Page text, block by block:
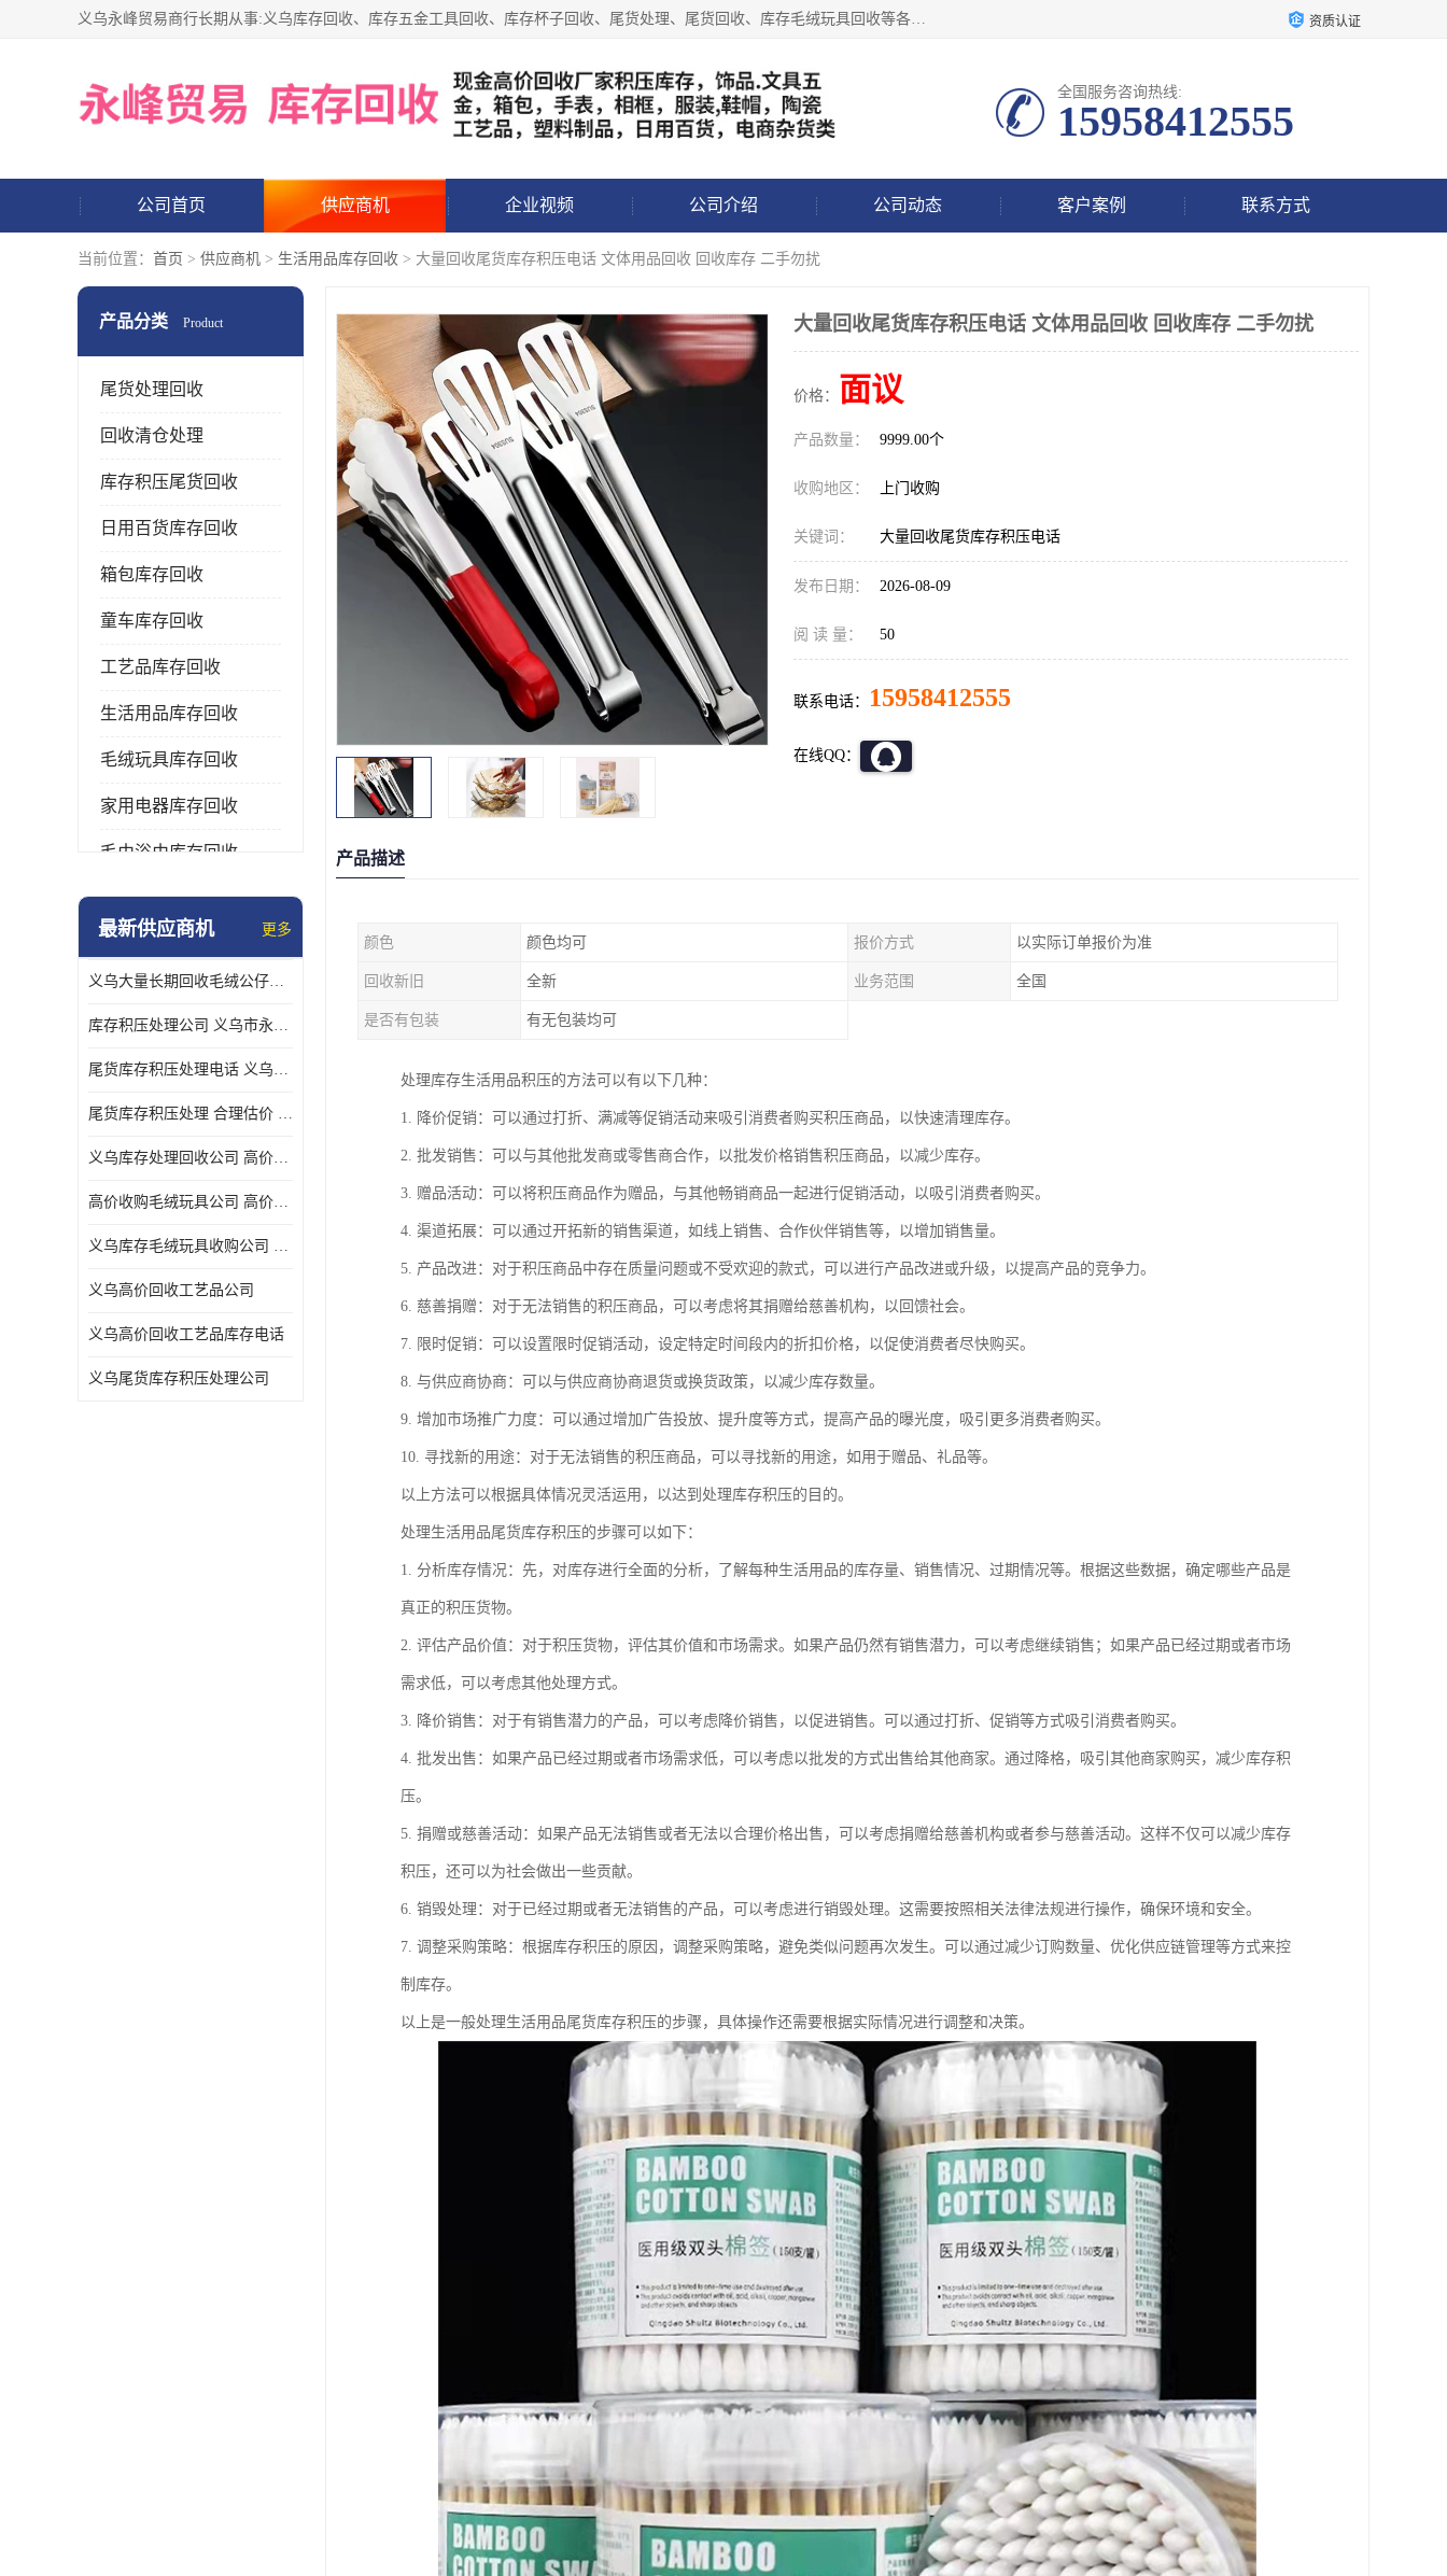
义乌永峰贸易商行长期从事:义乌库存回收、库存五金工具回收、库存杯子回收、尾货处理、尾货回收、库存毛绒玩具回收等各类产品库存回收，我们一直秉承：“，专业收购，价格从优，互惠互利，现金交易，价格公道”七大原则。欢迎有库存处理的老板来电洽谈! 资质认证
全国服务咨询热线:
15958412555
公司首页 供应商机 企业视频 公司介绍 公司动态 客户案例 联系方式
当前位置： 首页 > 供应商机 > 生活用品库存回收 > 大量回收尾货库存积压电话 文体用品回收 回收库存 二手勿扰
产品分类 Product
尾货处理回收
回收清仓处理
库存积压尾货回收
日用百货库存回收
箱包库存回收
童车库存回收
工艺品库存回收
生活用品库存回收
毛绒玩具库存回收
家用电器库存回收
毛巾浴巾库存回收
水杯保温杯库存回收
五金工具库存回收
库存厨具回收
最新供应商机 更多
义乌大量长期回收毛绒公仔公司 高价回收库存积压 高价回收 欢迎电话咨询
库存积压处理公司 义乌市永峰贸易商行
尾货库存积压处理电话 义乌市永峰贸易商行
尾货库存积压处理 合理估价 量大量小均可
义乌库存处理回收公司 高价回收库存积压 大量尾货回收
高价收购毛绒玩具公司 高价回收库存积压 回收库存 二手勿扰
义乌库存毛绒玩具收购公司 高价回收库存积压 义乌市永峰贸易商行
义乌高价回收工艺品公司
义乌高价回收工艺品库存电话
义乌尾货库存积压处理公司
大量回收尾货库存积压电话 文体用品回收 回收库存 二手勿扰
价格： 面议
产品数量： 9999.00个
收购地区： 上门收购
关键词： 大量回收尾货库存积压电话
发布日期： 2026-08-09
阅 读 量： 50
联系电话： 15958412555
在线QQ：
产品描述
颜色 颜色均可 报价方式 以实际订单报价为准
回收新旧 全新 业务范围 全国
是否有包装 有无包装均可
处理库存生活用品积压的方法可以有以下几种：
1. 降价促销：可以通过打折、满减等促销活动来吸引消费者购买积压商品，以快速清理库存。
2. 批发销售：可以与其他批发商或零售商合作，以批发价格销售积压商品，以减少库存。
3. 赠品活动：可以将积压商品作为赠品，与其他畅销商品一起进行促销活动，以吸引消费者购买。
4. 渠道拓展：可以通过开拓新的销售渠道，如线上销售、合作伙伴销售等，以增加销售量。
5. 产品改进：对于积压商品中存在质量问题或不受欢迎的款式，可以进行产品改进或升级，以提高产品的竞争力。
6. 慈善捐赠：对于无法销售的积压商品，可以考虑将其捐赠给慈善机构，以回馈社会。
7. 限时促销：可以设置限时促销活动，设定特定时间段内的折扣价格，以促使消费者尽快购买。
8. 与供应商协商：可以与供应商协商退货或换货政策，以减少库存数量。
9. 增加市场推广力度：可以通过增加广告投放、提升度等方式，提高产品的曝光度，吸引更多消费者购买。
10. 寻找新的用途：对于无法销售的积压商品，可以寻找新的用途，如用于赠品、礼品等。
以上方法可以根据具体情况灵活运用，以达到处理库存积压的目的。
处理生活用品尾货库存积压的步骤可以如下：
1. 分析库存情况：先，对库存进行全面的分析，了解每种生活用品的库存量、销售情况、过期情况等。根据这些数据，确定哪些产品是
真正的积压货物。
2. 评估产品价值：对于积压货物，评估其价值和市场需求。如果产品仍然有销售潜力，可以考虑继续销售；如果产品已经过期或者市场
需求低，可以考虑其他处理方式。
3. 降价销售：对于有销售潜力的产品，可以考虑降价销售，以促进销售。可以通过打折、促销等方式吸引消费者购买。
4. 批发出售：如果产品已经过期或者市场需求低，可以考虑以批发的方式出售给其他商家。通过降格，吸引其他商家购买，减少库存积
压。
5. 捐赠或慈善活动：如果产品无法销售或者无法以合理价格出售，可以考虑捐赠给慈善机构或者参与慈善活动。这样不仅可以减少库存
积压，还可以为社会做出一些贡献。
6. 销毁处理：对于已经过期或者无法销售的产品，可以考虑进行销毁处理。这需要按照相关法律法规进行操作，确保环境和安全。
7. 调整采购策略：根据库存积压的原因，调整采购策略，避免类似问题再次发生。可以通过减少订购数量、优化供应链管理等方式来控
制库存。
以上是一般处理生活用品尾货库存积压的步骤，具体操作还需要根据实际情况进行调整和决策。